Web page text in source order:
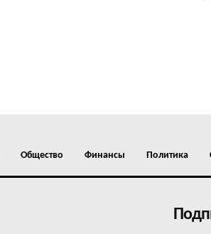
Общество Финансы Политика